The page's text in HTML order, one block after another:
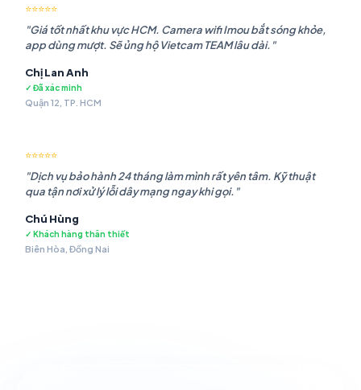
⭐⭐⭐⭐⭐
"Giá tốt nhất khu vực HCM. Camera wifi Imou bắt sóng khỏe,
app dùng mượt. Sẽ ủng hộ Vietcam TEAM lâu dài."
Chị Lan Anh
✓ Đã xác minh
Quận 12, TP. HCM
⭐⭐⭐⭐⭐
"Dịch vụ bảo hành 24 tháng làm mình rất yên tâm. Kỹ thuật
qua tận nơi xử lý lỗi dây mạng ngay khi gọi."
Chú Hùng
✓ Khách hàng thân thiết
Biên Hòa, Đồng Nai